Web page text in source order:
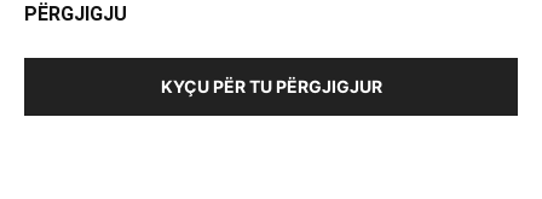
PËRGJIGJU
KYÇU PËR TU PËRGJIGJUR